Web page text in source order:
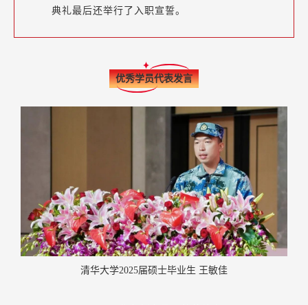
典礼最后还举行了入职宣誓。
优秀学员代表发言
清华大学2025届硕士毕业生 王敏佳